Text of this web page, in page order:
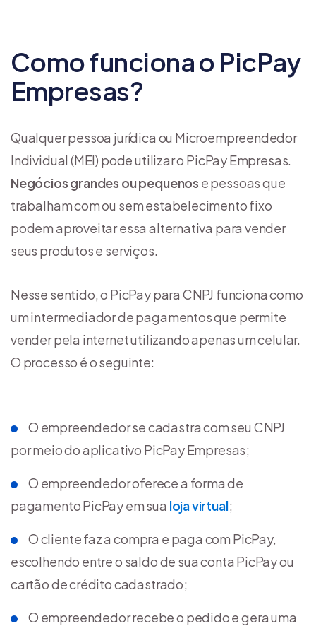
Como funciona o PicPay
Empresas?
Qualquer pessoa jurídica ou Microempreendedor
Individual (MEI) pode utilizar o PicPay Empresas.
Negócios grandes ou pequenos e pessoas que
trabalham com ou sem estabelecimento fixo
podem aproveitar essa alternativa para vender
seus produtos e serviços.
Nesse sentido, o PicPay para CNPJ funciona como
um intermediador de pagamentos que permite
vender pela internet utilizando apenas um celular.
O processo é o seguinte:
O empreendedor se cadastra com seu CNPJ
por meio do aplicativo PicPay Empresas;
O empreendedor oferece a forma de
pagamento PicPay em sua loja virtual;
O cliente faz a compra e paga com PicPay,
escolhendo entre o saldo de sua conta PicPay ou
cartão de crédito cadastrado;
O empreendedor recebe o pedido e gera uma